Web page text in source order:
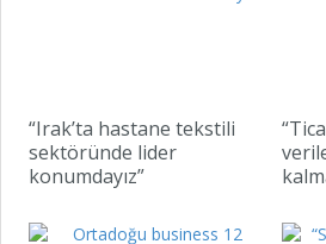
“Irak’ta hastane tekstili
sektöründe lider
konumdayız”